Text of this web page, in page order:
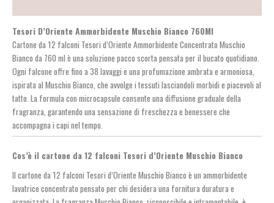
Tesori D’Oriente Ammorbidente Muschio Bianco 760Ml
Cartone da 12 falconi Tesori d’Oriente Ammorbidente Concentrato Muschio
Bianco da 760 ml è una soluzione pacco scorta pensata per il bucato quotidiano.
Ogni falcone offre fino a 38 lavaggi e una profumazione ambrata e armoniosa,
ispirata al Muschio Bianco, che avvolge i tessuti lasciandoli morbidi e piacevoli al
tatto. La formula con microcapsule consente una diffusione graduale della
fragranza, garantendo una sensazione di freschezza e benessere che
accompagna i capi nel tempo.
Cos’è il cartone da 12 falconi Tesori d’Oriente Muschio Bianco
Il cartone da 12 falconi Tesori d’Oriente Muschio Bianco è un ammorbidente
lavatrice concentrato pensato per chi desidera una fornitura duratura e